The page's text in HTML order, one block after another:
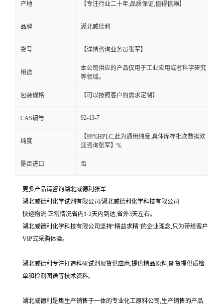
产地 【专注行业二十年,品质保证,值得信赖】
品牌 湖北威德利
货号 【详情咨询业务员张军】
用途
本公司供应的产品仅用于工业应用或者科学研究
等领域。
包装规格 【可以按照客户的需求定制】
CAS编号 92-13-7
纯度
【99%HPLC,此为通用纯度,具体库存批次数据欢
迎咨询张军】%
是否进口 否
更多产品请咨询湖北威德利张军
湖北威德利化学试剂有限公司/湖北威德利化学科技有限公司
快递物流:正常情况省内1-2天内到达,省外3天左右。
湖北威德利化学科技有限公司坚持“精益求精"的企业理念,只为带给客户
VIP式采购体验。
湖北威德利专注打造科研试剂现货供应商,提供精品原料,随货提供质检
单和检测图谱等技术资料。
湖北威德利是集生产销售于一体的专业化工原料公司,生产销售的产品